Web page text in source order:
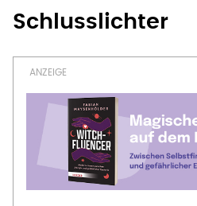
Schlusslichter